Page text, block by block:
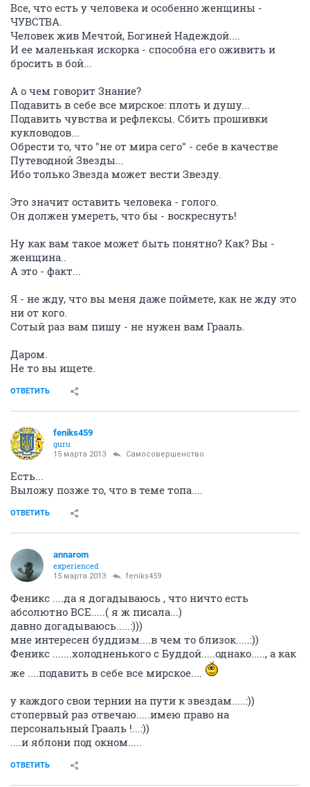
Все, что есть у человека и особенно женщины -
ЧУВСТВА.
Человек жив Мечтой, Богиней Надеждой....
И ее маленькая искорка - способна его оживить и
бросить в бой...
А о чем говорит Знание?
Подавить в себе все мирское: плоть и душу...
Подавить чувства и рефлексы. Сбить прошивки
кукловодов...
Обрести то, что "не от мира сего" - себе в качестве
Путеводной Звезды...
Ибо только Звезда может вести Звезду.
Это значит оставить человека - голого.
Он должен умереть, что бы - воскреснуть!
Ну как вам такое может быть понятно? Как? Вы -
женщина..
А это - факт...
Я - не жду, что вы меня даже поймете, как не жду это
ни от кого.
Сотый раз вам пишу - не нужен вам Грааль.
Даром.
Не то вы ищете.
ОТВЕТИТЬ
feniks459
guru
15 марта 2013 Самосовершенство
Есть...
Выложу позже то, что в теме топа....
ОТВЕТИТЬ
annarom
experienced
15 марта 2013 feniks459
Феникс ....да я догадываюсь , что ничто есть
абсолютно ВСЕ.....( я ж писала...)
давно догадываюсь.....:)))
мне интересен буддизм....в чем то близок.....:))
Феникс .......холодненького с Буддой.....однако....., а как
же ....подавить в себе все мирское....
у каждого свои тернии на пути к звездам.....:))
стопервый раз отвечаю.....имею право на
персональный Грааль !...:))
....и яблони под окном.....
ОТВЕТИТЬ